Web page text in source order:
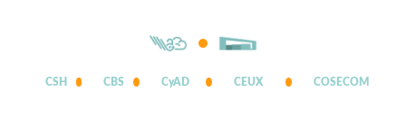
CSH CBS CyAD CEUX COSECOM